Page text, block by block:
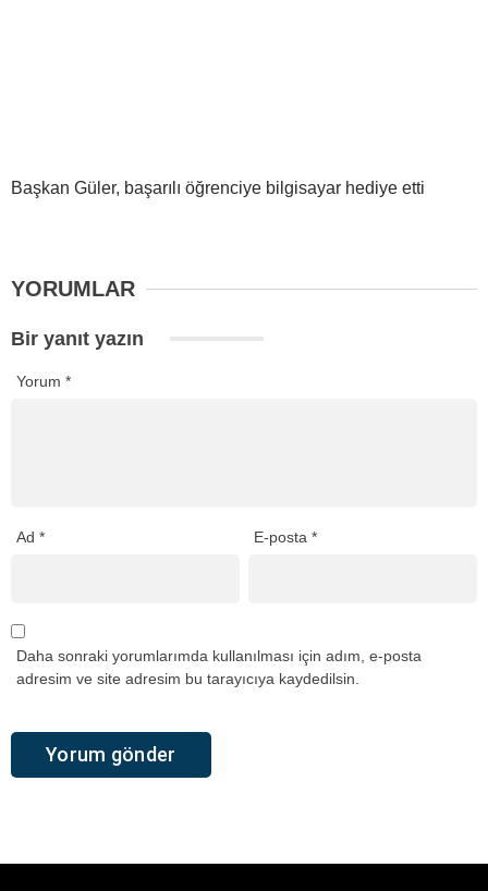
Başkan Güler, başarılı öğrenciye bilgisayar hediye etti
YORUMLAR
Bir yanıt yazın
Yorum *
Ad * E-posta*
Daha sonraki yorumlarımda kullanılması için adım, e-posta
adresim ve site adresim bu tarayıcıya kaydedilsin.